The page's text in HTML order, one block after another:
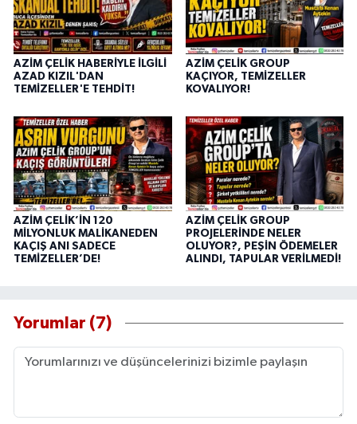
AZİM ÇELİK HABERİYLE İLGİLİ
AZAD KIZIL'DAN
TEMİZELLER'E TEHDİT!
AZİM ÇELİK GROUP
KAÇIYOR, TEMİZELLER
KOVALIYOR!
AZİM ÇELİK’İN 120
MİLYONLUK MALİKANEDEN
KAÇIŞ ANI SADECE
TEMİZELLER’DE!
AZİM ÇELİK GROUP
PROJELERİNDE NELER
OLUYOR?, PEŞİN ÖDEMELER
ALINDI, TAPULAR VERİLMEDİ!
Yorumlar (7)